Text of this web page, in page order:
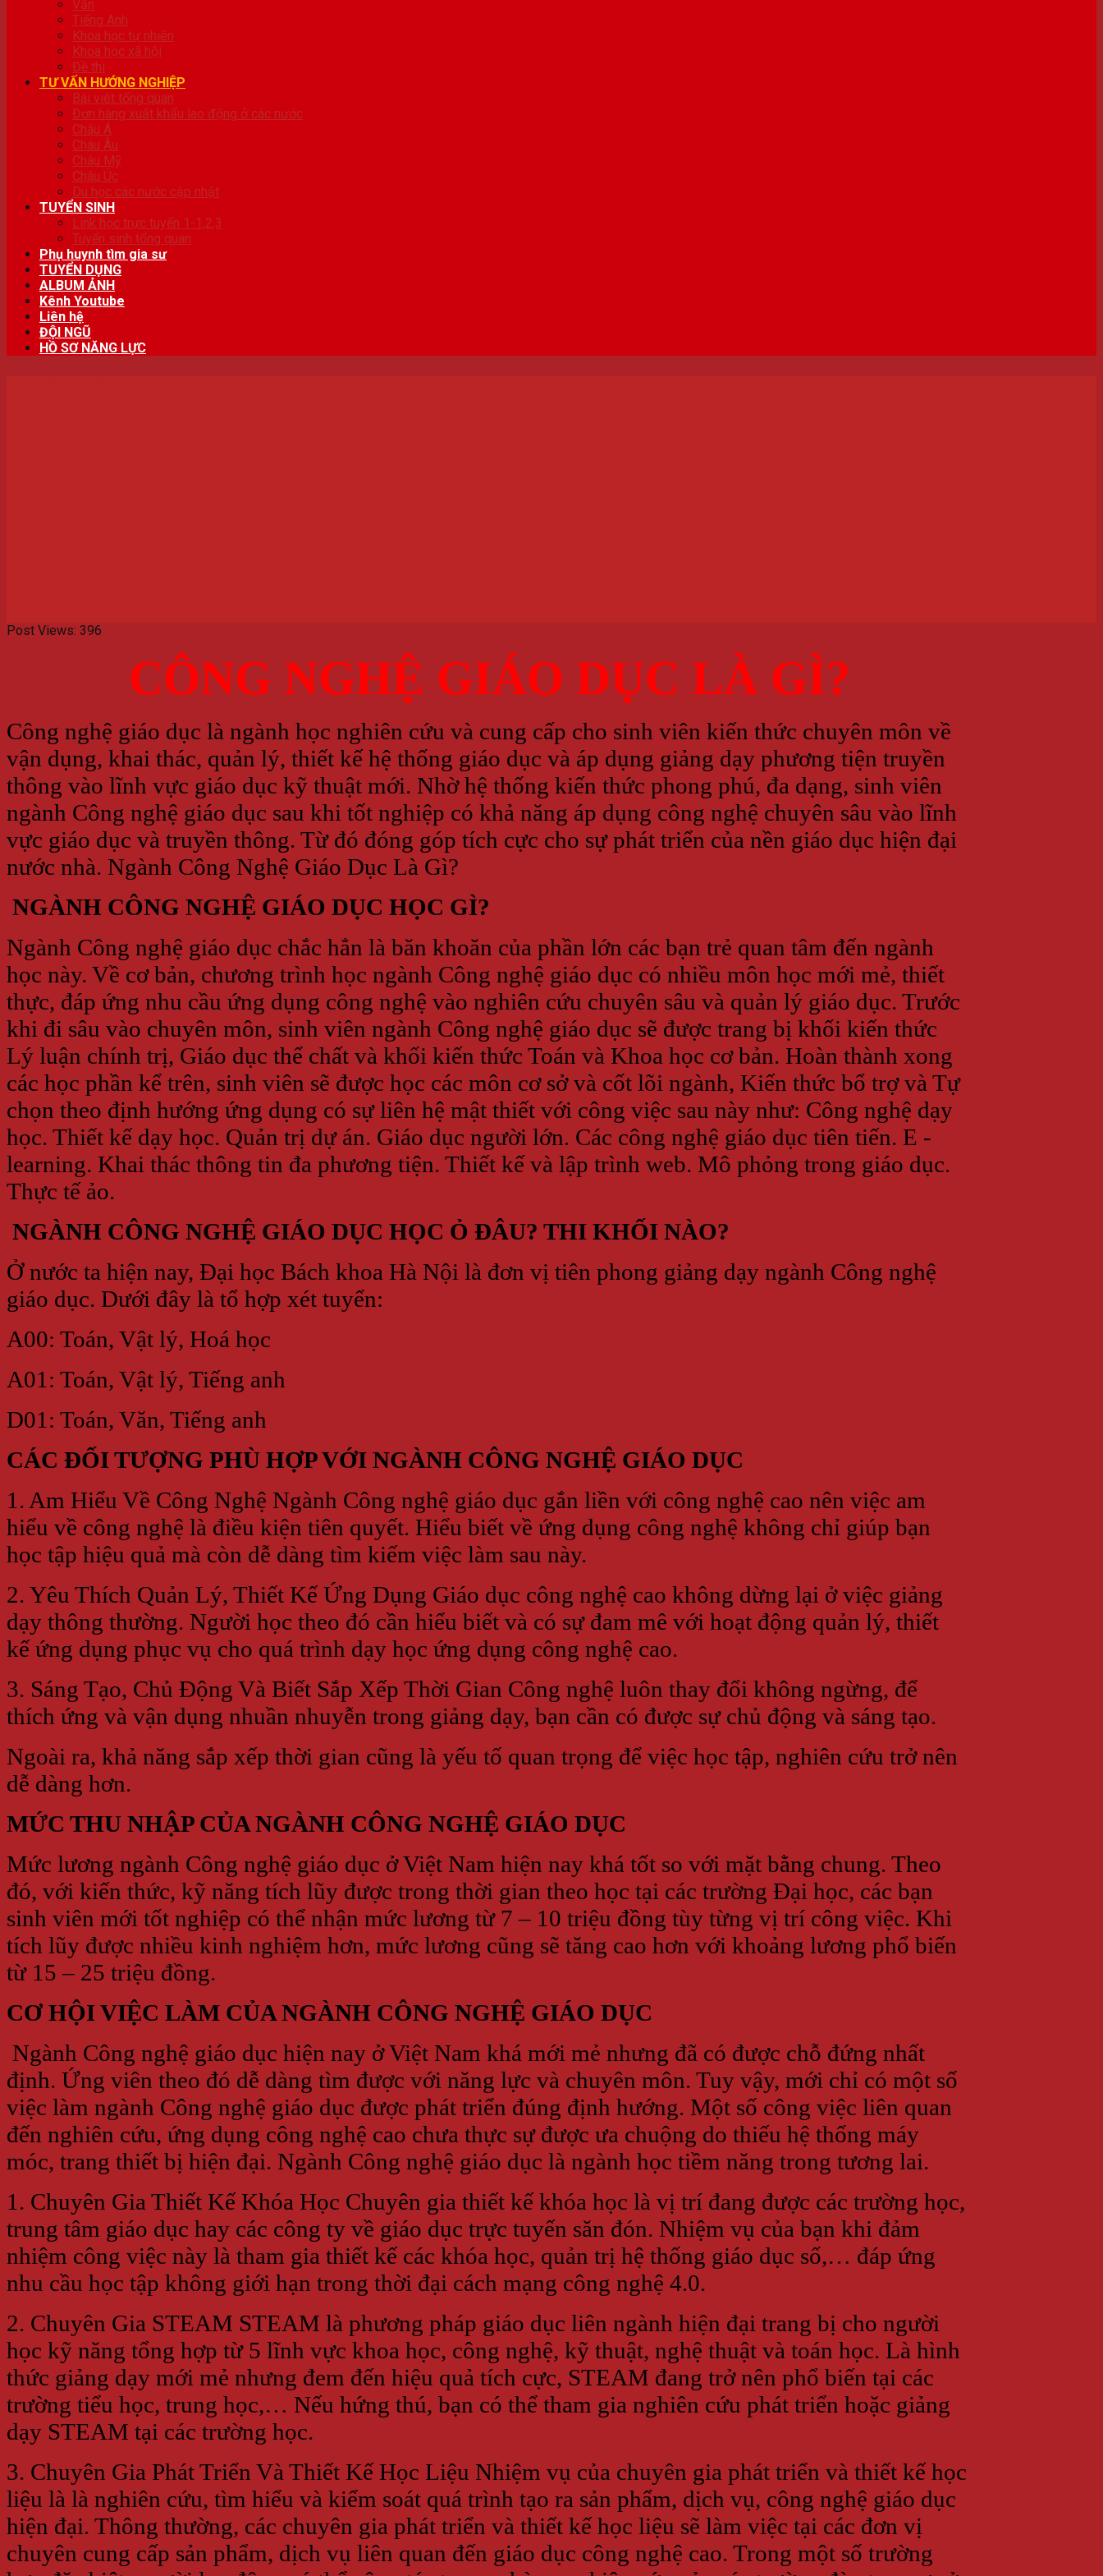
Văn
Tiếng Anh
Khoa học tự nhiên
Khoa học xã hội
Đề thi
TƯ VẤN HƯỚNG NGHIỆP
Bài viêt tổng quan
Đơn hàng xuất khẩu lao động ở các nước
Châu Á
Châu Âu
Châu Mỹ
Châu Úc
Du học các nước cập nhật
TUYỂN SINH
Link học trực tuyến 1-1,2,3
Tuyển sinh tổng quan
Phụ huynh tìm gia sư
TUYỂN DỤNG
ALBUM ẢNH
Kênh Youtube
Liên hệ
ĐỘI NGŨ
HỒ SƠ NĂNG LỰC
Post Views: 396
CÔNG NGHỆ GIÁO DỤC LÀ GÌ?
Công nghệ giáo dục là ngành học nghiên cứu và cung cấp cho sinh viên kiến thức chuyên môn về
vận dụng, khai thác, quản lý, thiết kế hệ thống giáo dục và áp dụng giảng dạy phương tiện truyền
thông vào lĩnh vực giáo dục kỹ thuật mới. Nhờ hệ thống kiến thức phong phú, đa dạng, sinh viên
ngành Công nghệ giáo dục sau khi tốt nghiệp có khả năng áp dụng công nghệ chuyên sâu vào lĩnh
vực giáo dục và truyền thông. Từ đó đóng góp tích cực cho sự phát triển của nền giáo dục hiện đại
nước nhà. Ngành Công Nghệ Giáo Dục Là Gì?
NGÀNH CÔNG NGHỆ GIÁO DỤC HỌC GÌ?
Ngành Công nghệ giáo dục chắc hẳn là băn khoăn của phần lớn các bạn trẻ quan tâm đến ngành
học này. Về cơ bản, chương trình học ngành Công nghệ giáo dục có nhiều môn học mới mẻ, thiết
thực, đáp ứng nhu cầu ứng dụng công nghệ vào nghiên cứu chuyên sâu và quản lý giáo dục. Trước
khi đi sâu vào chuyên môn, sinh viên ngành Công nghệ giáo dục sẽ được trang bị khối kiến thức
Lý luận chính trị, Giáo dục thể chất và khối kiến thức Toán và Khoa học cơ bản. Hoàn thành xong
các học phần kể trên, sinh viên sẽ được học các môn cơ sở và cốt lõi ngành, Kiến thức bổ trợ và Tự
chọn theo định hướng ứng dụng có sự liên hệ mật thiết với công việc sau này như: Công nghệ dạy
học. Thiết kế dạy học. Quản trị dự án. Giáo dục người lớn. Các công nghệ giáo dục tiên tiến. E -
learning. Khai thác thông tin đa phương tiện. Thiết kế và lập trình web. Mô phỏng trong giáo dục.
Thực tế ảo.
NGÀNH CÔNG NGHỆ GIÁO DỤC HỌC Ỏ ĐÂU? THI KHỐI NÀO?
Ở nước ta hiện nay, Đại học Bách khoa Hà Nội là đơn vị tiên phong giảng dạy ngành Công nghệ
giáo dục. Dưới đây là tổ hợp xét tuyển:
A00: Toán, Vật lý, Hoá học
A01: Toán, Vật lý, Tiếng anh
D01: Toán, Văn, Tiếng anh
CÁC ĐỐI TƯỢNG PHÙ HỢP VỚI NGÀNH CÔNG NGHỆ GIÁO DỤC
1. Am Hiểu Về Công Nghệ Ngành Công nghệ giáo dục gắn liền với công nghệ cao nên việc am
hiểu về công nghệ là điều kiện tiên quyết. Hiểu biết về ứng dụng công nghệ không chỉ giúp bạn
học tập hiệu quả mà còn dễ dàng tìm kiếm việc làm sau này.
2. Yêu Thích Quản Lý, Thiết Kế Ứng Dụng Giáo dục công nghệ cao không dừng lại ở việc giảng
dạy thông thường. Người học theo đó cần hiểu biết và có sự đam mê với hoạt động quản lý, thiết
kế ứng dụng phục vụ cho quá trình dạy học ứng dụng công nghệ cao.
3. Sáng Tạo, Chủ Động Và Biết Sắp Xếp Thời Gian Công nghệ luôn thay đổi không ngừng, để
thích ứng và vận dụng nhuần nhuyễn trong giảng dạy, bạn cần có được sự chủ động và sáng tạo.
Ngoài ra, khả năng sắp xếp thời gian cũng là yếu tố quan trọng để việc học tập, nghiên cứu trở nên
dễ dàng hơn.
MỨC THU NHẬP CỦA NGÀNH CÔNG NGHỆ GIÁO DỤC
Mức lương ngành Công nghệ giáo dục ở Việt Nam hiện nay khá tốt so với mặt bằng chung. Theo
đó, với kiến thức, kỹ năng tích lũy được trong thời gian theo học tại các trường Đại học, các bạn
sinh viên mới tốt nghiệp có thể nhận mức lương từ 7 – 10 triệu đồng tùy từng vị trí công việc. Khi
tích lũy được nhiều kinh nghiệm hơn, mức lương cũng sẽ tăng cao hơn với khoảng lương phổ biến
từ 15 – 25 triệu đồng.
CƠ HỘI VIỆC LÀM CỦA NGÀNH CÔNG NGHỆ GIÁO DỤC
Ngành Công nghệ giáo dục hiện nay ở Việt Nam khá mới mẻ nhưng đã có được chỗ đứng nhất
định. Ứng viên theo đó dễ dàng tìm được với năng lực và chuyên môn. Tuy vậy, mới chỉ có một số
việc làm ngành Công nghệ giáo dục được phát triển đúng định hướng. Một số công việc liên quan
đến nghiên cứu, ứng dụng công nghệ cao chưa thực sự được ưa chuộng do thiếu hệ thống máy
móc, trang thiết bị hiện đại. Ngành Công nghệ giáo dục là ngành học tiềm năng trong tương lai.
1. Chuyên Gia Thiết Kế Khóa Học Chuyên gia thiết kế khóa học là vị trí đang được các trường học,
trung tâm giáo dục hay các công ty về giáo dục trực tuyến săn đón. Nhiệm vụ của bạn khi đảm
nhiệm công việc này là tham gia thiết kế các khóa học, quản trị hệ thống giáo dục số,… đáp ứng
nhu cầu học tập không giới hạn trong thời đại cách mạng công nghệ 4.0.
2. Chuyên Gia STEAM STEAM là phương pháp giáo dục liên ngành hiện đại trang bị cho người
học kỹ năng tổng hợp từ 5 lĩnh vực khoa học, công nghệ, kỹ thuật, nghệ thuật và toán học. Là hình
thức giảng dạy mới mẻ nhưng đem đến hiệu quả tích cực, STEAM đang trở nên phổ biến tại các
trường tiểu học, trung học,… Nếu hứng thú, bạn có thể tham gia nghiên cứu phát triển hoặc giảng
dạy STEAM tại các trường học.
3. Chuyên Gia Phát Triển Và Thiết Kế Học Liệu Nhiệm vụ của chuyên gia phát triển và thiết kế học
liệu là là nghiên cứu, tìm hiểu và kiểm soát quá trình tạo ra sản phẩm, dịch vụ, công nghệ giáo dục
hiện đại. Thông thường, các chuyên gia phát triển và thiết kế học liệu sẽ làm việc tại các đơn vị
chuyên cung cấp sản phẩm, dịch vụ liên quan đến giáo dục công nghệ cao. Trong một số trường